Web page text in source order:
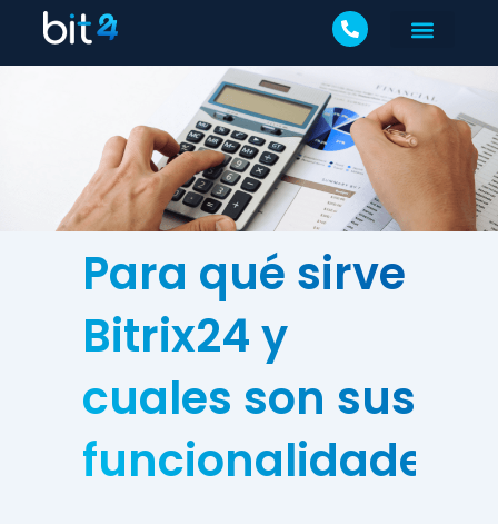
Para qué sirve
Bitrix24 y
cuales son sus
funcionalidades